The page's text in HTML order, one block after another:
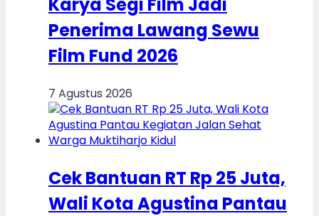
Penerima Lawang Sewu
Film Fund 2026
7 Agustus 2026
Cek Bantuan RT Rp 25 Juta,
Wali Kota Agustina Pantau